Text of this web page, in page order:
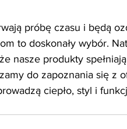
próbę czasu i będą
to doskonały wybór.
nasze produkty
do zapoznania się z
ciepło, styl i